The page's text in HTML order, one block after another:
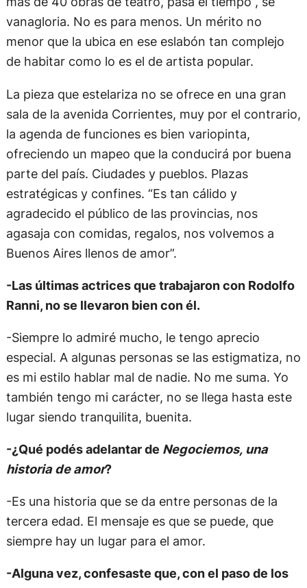
vanagloria. No es para menos. Un mérito no
menor que la ubica en ese eslabón tan complejo
de habitar como lo es el de artista popular.
La pieza que estelariza no se ofrece en una gran
sala de la avenida Corrientes, muy por el contrario,
la agenda de funciones es bien variopinta,
ofreciendo un mapeo que la conducirá por buena
parte del país. Ciudades y pueblos. Plazas
estratégicas y confines. “Es tan cálido y
agradecido el público de las provincias, nos
agasaja con comidas, regalos, nos volvemos a
Buenos Aires llenos de amor”.
-Las últimas actrices que trabajaron con Rodolfo
Ranni, no se llevaron bien con él.
-Siempre lo admiré mucho, le tengo aprecio
especial. A algunas personas se las estigmatiza, no
es mi estilo hablar mal de nadie. No me suma. Yo
también tengo mi carácter, no se llega hasta este
lugar siendo tranquilita, buenita.
-¿Qué podés adelantar de Negociemos, una
historia de amor?
-Es una historia que se da entre personas de la
tercera edad. El mensaje es que se puede, que
siempre hay un lugar para el amor.
-Alguna vez, confesaste que, con el paso de los